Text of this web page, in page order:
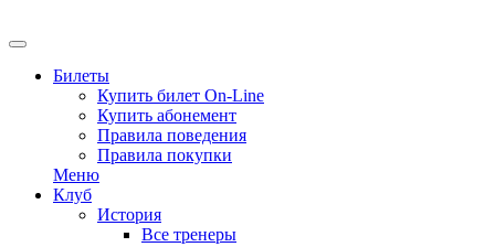
Билеты
Купить билет On-Line
Купить абонемент
Правила поведения
Правила покупки
Меню
Клуб
История
Все тренеры